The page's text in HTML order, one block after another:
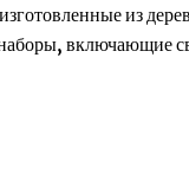
из
включающие